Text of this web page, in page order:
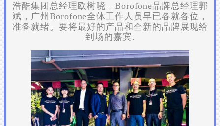
浩酷集团总经理欧树晓，Borofone品牌总经理郭
斌，广州Borofone全体工作人员早已各就各位，
准备就绪。要将最好的产品和全新的品牌展现给
到场的嘉宾.